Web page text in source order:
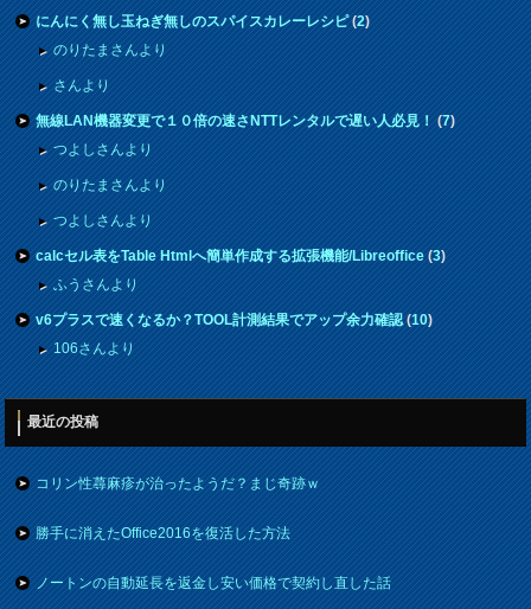
にんにく無し玉ねぎ無しのスパイスカレーレシピ(2)
のりたまさんより
さんより
無線LAN機器変更で１０倍の速さNTTレンタルで遅い人必見！(7)
つよしさんより
のりたまさんより
つよしさんより
calcセル表をTable Htmlへ簡単作成する拡張機能/Libreoffice(3)
ふうさんより
v6プラスで速くなるか？TOOL計測結果でアップ余力確認(10)
106さんより
最近の投稿
コリン性蕁麻疹が治ったようだ？まじ奇跡ｗ
勝手に消えたOffice2016を復活した方法
ノートンの自動延長を返金し安い価格で契約し直した話